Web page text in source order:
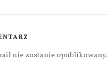
nie zostanie opublikowany.